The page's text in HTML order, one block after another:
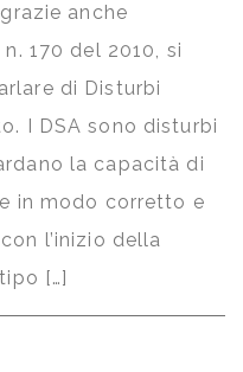
anche
170 del 2010, si
di Disturbi
I DSA sono disturbi
la capacità di
in modo corretto e
l’inizio della
[…]